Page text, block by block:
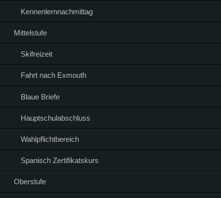
Kennenlernnachmittag
Mittelstufe
Skifreizeit
Fahrt nach Exmouth
Blaue Briefe
Hauptschulabschluss
Wahlpflichtbereich
Spanisch Zertifikatskurs
Oberstufe